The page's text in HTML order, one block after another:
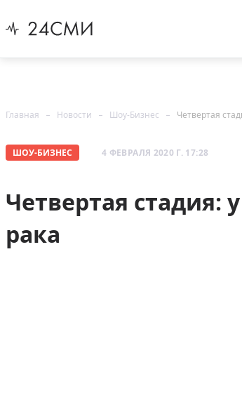
Главная Новости Шоу-Бизнес Четвертая
ШОУ-БИЗНЕС 4 ФЕВРАЛЯ 2020 Г. 17:28
Четвертая
рака